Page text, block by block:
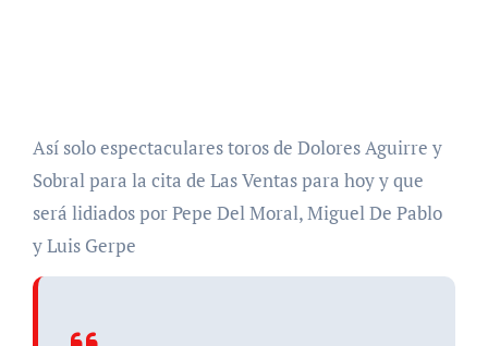
Así solo espectaculares toros de Dolores Aguirre y
Sobral para la cita de Las Ventas para hoy y que
será lidiados por Pepe Del Moral, Miguel De Pablo
y Luis Gerpe